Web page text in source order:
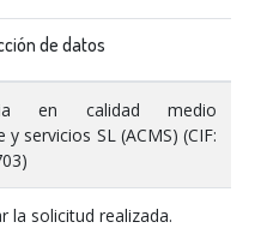
de datos
en calidad medio
y servicios SL (ACMS) (CIF:
la solicitud realizada.